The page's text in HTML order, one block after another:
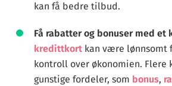
kan få bedre tilbud.
Få rabatter og bonuser med
kredittkort kan være lønnsomt
kontroll over økonomien. Flere
gunstige fordeler, som bonus,